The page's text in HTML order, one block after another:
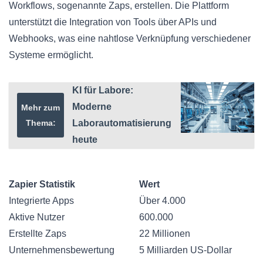
Workflows, sogenannte Zaps, erstellen. Die Plattform
unterstützt die Integration von Tools über APIs und
Webhooks, was eine nahtlose Verknüpfung verschiedener
Systeme ermöglicht.
Mehr zum
Thema:
KI für Labore:
Moderne
Laborautomatisierung
heute
Zapier Statistik
Wert
Integrierte Apps
Über 4.000
Aktive Nutzer
600.000
Erstellte Zaps
22 Millionen
Unternehmensbewertung
5 Milliarden US-Dollar